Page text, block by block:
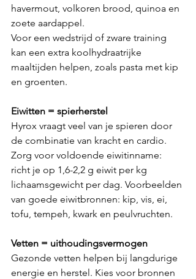
havermout, volkoren brood, quinoa en
zoete aardappel.
Voor een wedstrijd of zware training
kan een extra koolhydraatrijke
maaltijden helpen, zoals pasta met kip
en groenten.
Eiwitten = spierherstel
Hyrox vraagt veel van je spieren door
de combinatie van kracht en cardio.
Zorg voor voldoende eiwitinname:
richt je op 1,6-2,2 g eiwit per kg
lichaamsgewicht per dag. Voorbeelden
van goede eiwitbronnen: kip, vis, ei,
tofu, tempeh, kwark en peulvruchten.
Vetten = uithoudingsvermogen
Gezonde vetten helpen bij langdurige
energie en herstel. Kies voor bronnen